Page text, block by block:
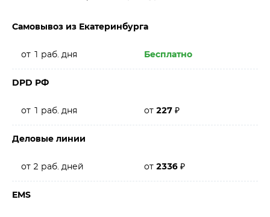
Самовывоз из Екатеринбурга
от 1 раб. дня Бесплатно
DPD РФ
от 1 раб. дня от 227 ₽
Деловые линии
от 2 раб. дней от 2336 ₽
EMS